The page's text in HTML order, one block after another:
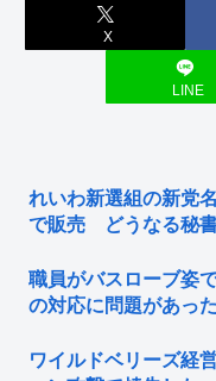
X
LINE
れいわ新選組の新党
で販売 どうなる秘
職員がバスローブ姿
の対応に問題があった
ワイルドベリーズ経